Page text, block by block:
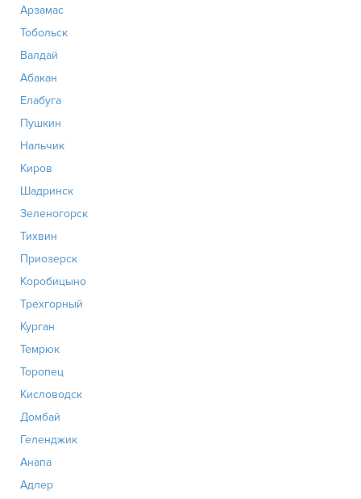
Арзамас
Тобольск
Валдай
Абакан
Елабуга
Пушкин
Нальчик
Киров
Шадринск
Зеленогорск
Тихвин
Приозерск
Коробицыно
Трехгорный
Курган
Темрюк
Торопец
Кисловодск
Домбай
Геленджик
Анапа
Адлер